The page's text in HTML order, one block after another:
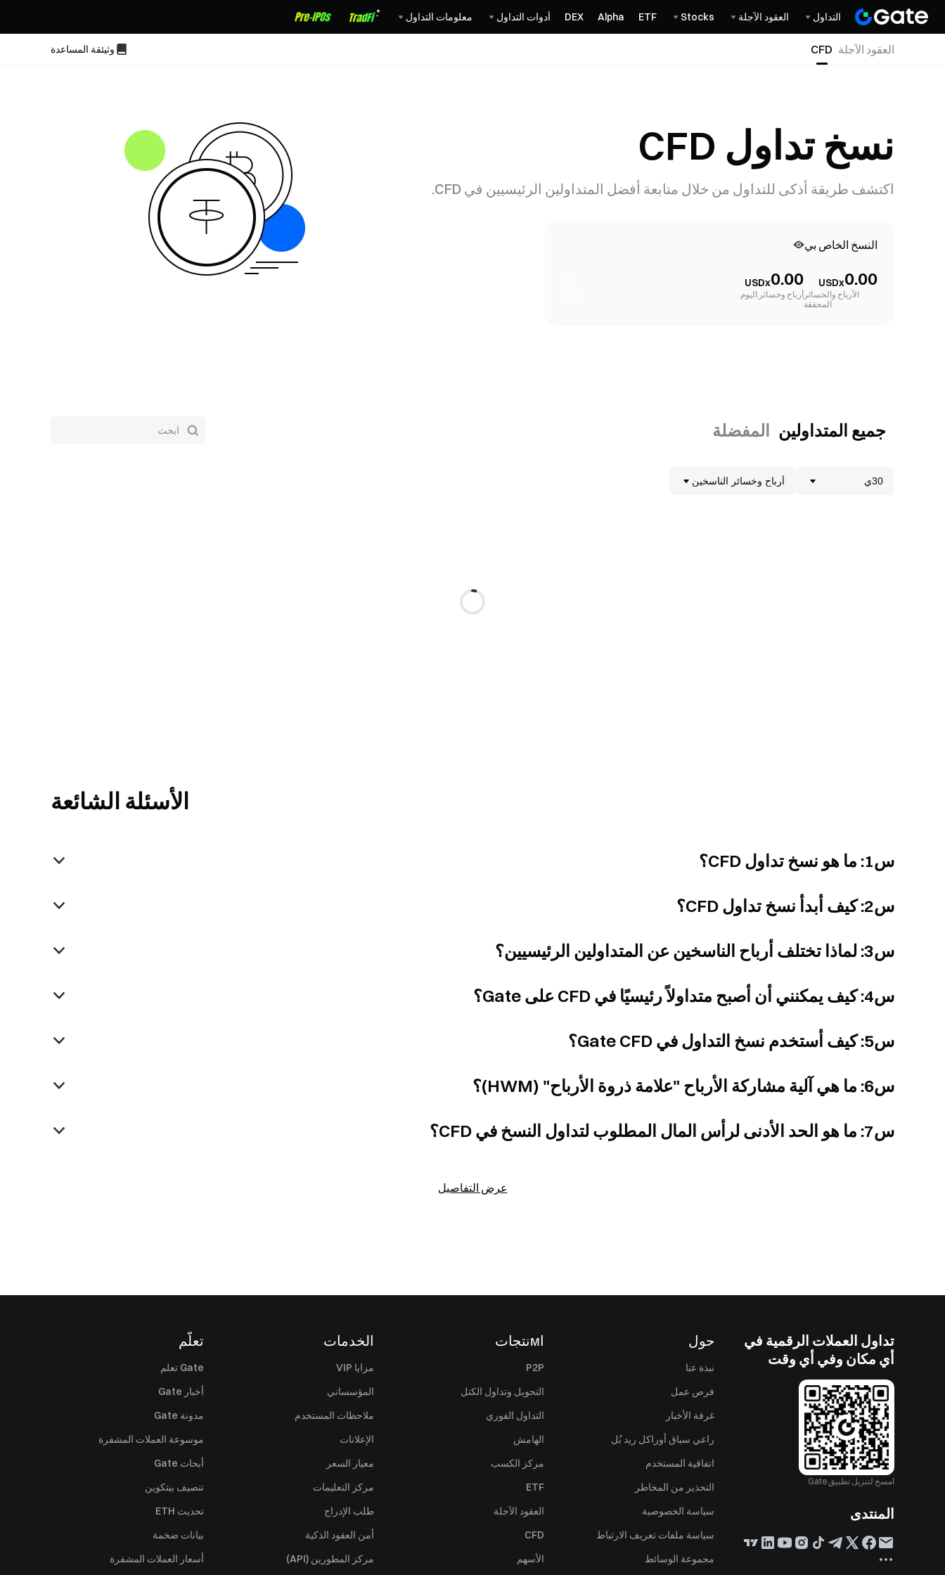
التداول العقود الآجلة Stocks
ETF
Alpha
DEX أدوات التداول معلومات التداول
العقود الآجلة CFD وثيئقة المساعدة
نسخ تداول CFD
اكتشف طريقة أذكى للتداول من خلال متابعة أفضل المتداولين الرئيسيين في CFD.
النسخ الخاص بي
0.00
USDx
الأرباح والخسائر
المحققة
0.00
USDx
أرباح وخسائر اليوم
جميع المتداولين المفضلة
30ي أرباح وخسائر الناسخين
الأسئلة الشائعة
س1: ما هو نسخ تداول CFD؟
س2: كيف أبدأ نسخ تداول CFD؟
س3: لماذا تختلف أرباح الناسخين عن المتداولين الرئيسيين؟
س4: كيف يمكنني أن أصبح متداولاً رئيسيًا في CFD على Gate؟
س5: كيف أستخدم نسخ التداول في Gate CFD؟
س6: ما هي آلية مشاركة الأرباح "علامة ذروة الأرباح" (HWM)؟
س7: ما هو الحد الأدنى لرأس المال المطلوب لتداول النسخ في CFD؟
عرض التفاصيل
تداول العملات الرقمية في
أي مكان وفي أي وقت
امسح لتنزيل تطبيق Gate
المنتدى
حول
نبذة عنا
فرص عمل
غرفة الأخبار
راعي سباق أوراكل ريد بُل
اتفاقية المستخدم
التحذير من المخاطر
سياسة الخصوصية
سياسة ملفات تعريف الارتباط
مجموعة الوسائط
اмنتجات
P2P
التحويل وتداول الكتل
التداول الفوري
الهامش
مركز الكسب
ETF
العقود الآجلة
CFD
الأسهم
الخدمات
مزايا VIP
المؤسساتي
ملاحظات المستخدم
الإعلانات
معيار السعر
مركز التعليمات
طلب الإدراج
أمن العقود الذكية
مركز المطورين (API)
تعلّم
Gate تعلم
أخبار Gate
مدونة Gate
موسوعة العملات المشفرة
أبحاث Gate
تنصيف بيتكوين
تحديث ETH
بيانات ضخمة
أسعار العملات المشفرة